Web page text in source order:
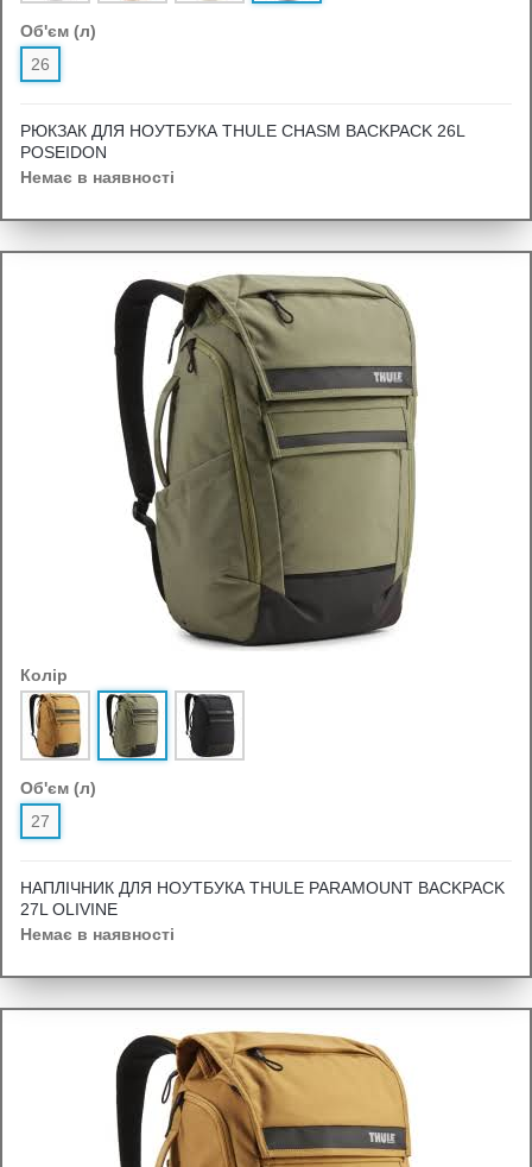
Об'єм (л)
26
РЮКЗАК ДЛЯ НОУТБУКА THULE CHASM BACKPACK 26L
POSEIDON
Немає в наявності
Колір
Об'єм (л)
27
НАПЛІЧНИК ДЛЯ НОУТБУКА THULE PARAMOUNT BACKPACK
27L OLIVINE
Немає в наявності